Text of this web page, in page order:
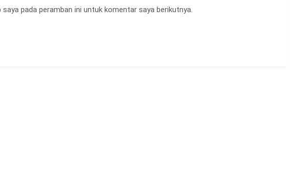
pada peramban ini untuk komentar saya berikutnya.